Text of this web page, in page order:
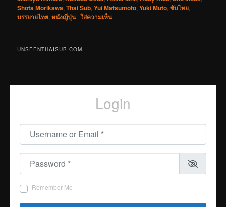
Shota Morikawa,Thai Sub,Yui Matsumoto,Yuki Mutô,ซับไทย,
บรรยายไทย,หนังญี่ปุ่น |ใส่ความเห็น
UNSEENTHAISUB.COM
Login
Username or Email
Password
Remember Me